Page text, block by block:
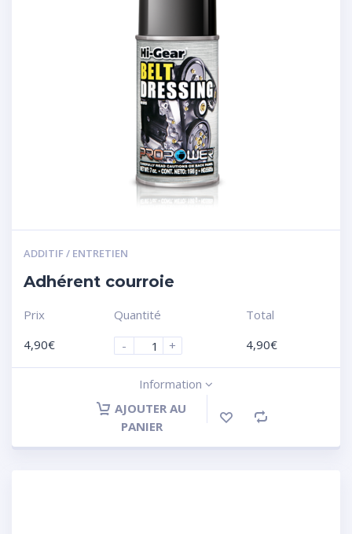
ADDITIF / ENTRETIEN
Adhérent courroie
Prix
4,90€
Quantité
-
+
Total
4,90€
Information
AJOUTER AU
PANIER